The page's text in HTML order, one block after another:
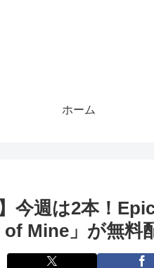
ホーム
】今週は2本！
of Mine」が無料